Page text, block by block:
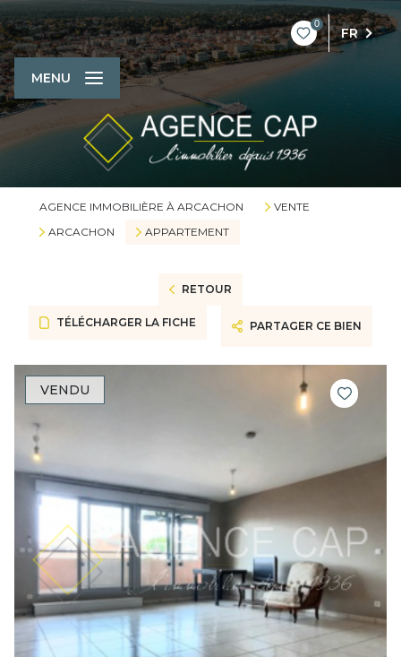
0
FR
MENU
AGENCE IMMOBILIÈRE À ARCACHON
VENTE
ARCACHON
APPARTEMENT
RETOUR
TÉLÉCHARGER LA FICHE PARTAGER CE BIEN
VENDU